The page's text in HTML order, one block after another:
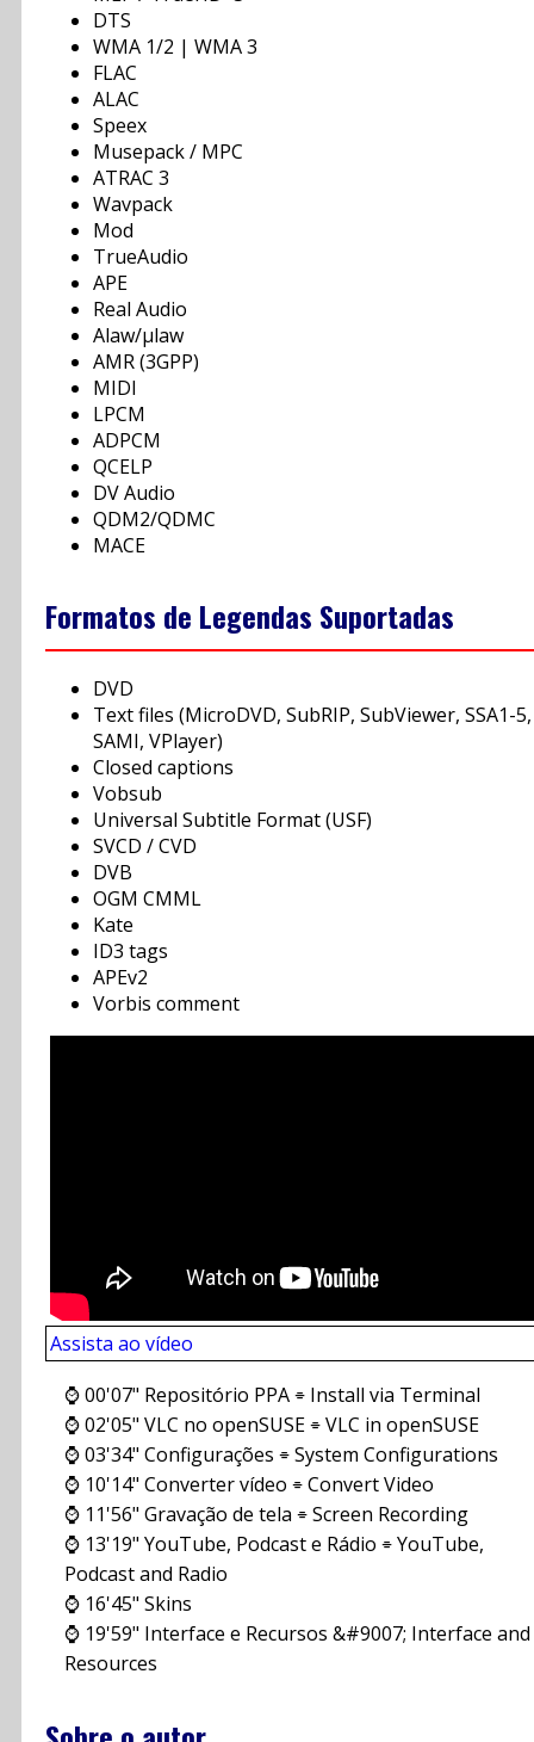
DTS
WMA 1/2 | WMA 3
FLAC
ALAC
Speex
Musepack / MPC
ATRAC 3
Wavpack
Mod
TrueAudio
APE
Real Audio
Alaw/µlaw
AMR (3GPP)
MIDI
LPCM
ADPCM
QCELP
DV Audio
QDM2/QDMC
MACE
Formatos de Legendas Suportadas
DVD
Text files (MicroDVD, SubRIP, SubViewer, SSA1-5,
SAMI, VPlayer)
Closed captions
Vobsub
Universal Subtitle Format (USF)
SVCD / CVD
DVB
OGM CMML
Kate
ID3 tags
APEv2
Vorbis comment
Assista ao vídeo
⌚ 00'07" Repositório PPA ⌯ Install via Terminal
⌚ 02'05" VLC no openSUSE ⌯ VLC in openSUSE
⌚ 03'34" Configurações ⌯ System Configurations
⌚ 10'14" Converter vídeo ⌯ Convert Video
⌚ 11'56" Gravação de tela ⌯ Screen Recording
⌚ 13'19" YouTube, Podcast e Rádio ⌯ YouTube,
Podcast and Radio
⌚ 16'45" Skins
⌚ 19'59" Interface e Recursos &#9007; Interface and
Resources